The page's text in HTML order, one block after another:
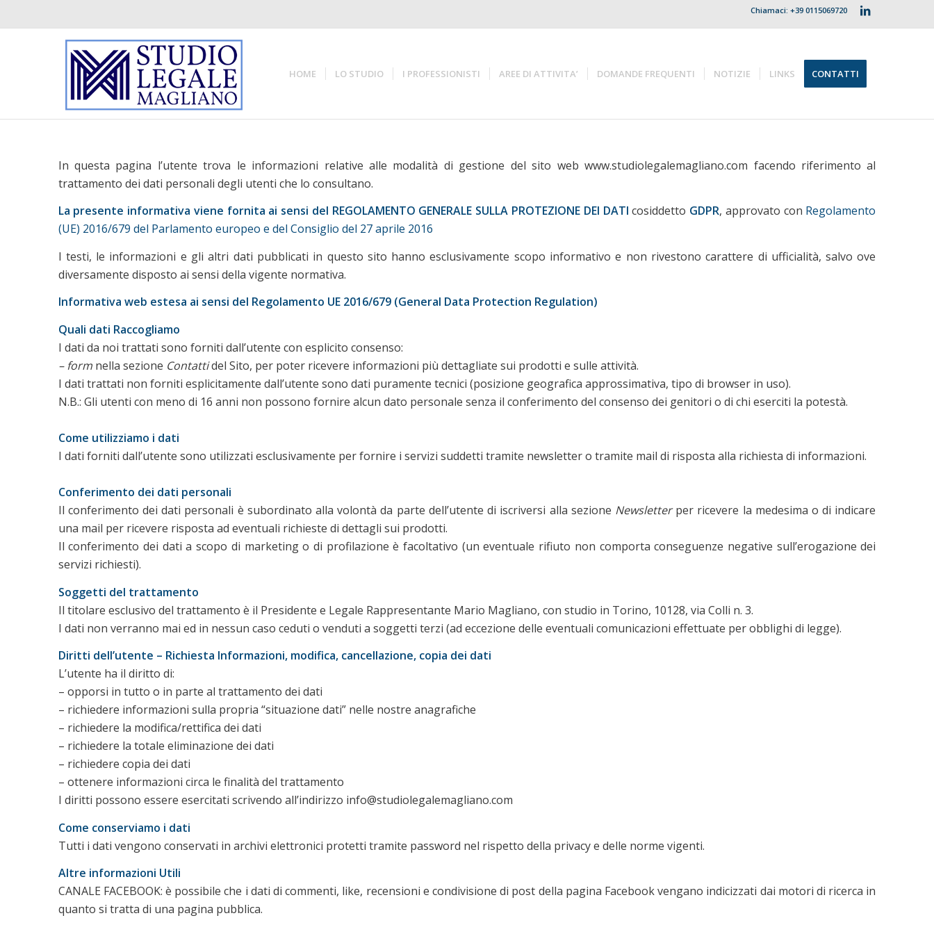
Chiamaci: +39 0115069720
HOME LO STUDIO I PROFESSIONISTI AREE DI ATTIVITA’ DOMANDE FREQUENTI NOTIZIE LINKS CONTATTI
In questa pagina l’utente trova le informazioni relative alle modalità di gestione del sito web www.studiolegalemagliano.com facendo riferimento al
trattamento dei dati personali degli utenti che lo consultano.
La presente informativa viene fornita ai sensi del REGOLAMENTO GENERALE SULLA PROTEZIONE DEI DATIcosiddetto GDPR, approvato con Regolamento
(UE) 2016/679 del Parlamento europeo e del Consiglio del 27 aprile 2016
I testi, le informazioni e gli altri dati pubblicati in questo sito hanno esclusivamente scopo informativo e non rivestono carattere di ufficialità, salvo ove
diversamente disposto ai sensi della vigente normativa.
Informativa web estesa ai sensi del Regolamento UE 2016/679 (General Data Protection Regulation)
Quali dati Raccogliamo
I dati da noi trattati sono forniti dall’utente con esplicito consenso:
– form nella sezione Contattidel Sito, per poter ricevere informazioni più dettagliate sui prodotti e sulle attività.
I dati trattati non forniti esplicitamente dall’utente sono dati puramente tecnici (posizione geografica approssimativa, tipo di browser in uso).
N.B.: Gli utenti con meno di 16 anni non possono fornire alcun dato personale senza il conferimento del consenso dei genitori o di chi eserciti la potestà.
Come utilizziamo i dati
I dati forniti dall’utente sono utilizzati esclusivamente per fornire i servizi suddetti tramite newsletter o tramite mail di risposta alla richiesta di informazioni.
Conferimento dei dati personali
Il conferimento dei dati personali è subordinato alla volontà da parte dell’utente di iscriversi alla sezione Newsletterper ricevere la medesima o di indicare
una mail per ricevere risposta ad eventuali richieste di dettagli sui prodotti.
Il conferimento dei dati a scopo di marketing o di profilazione è facoltativo (un eventuale rifiuto non comporta conseguenze negative sull’erogazione dei
servizi richiesti).
Soggetti del trattamento
Il titolare esclusivo del trattamento è il Presidente e Legale Rappresentante Mario Magliano, con studio in Torino, 10128, via Colli n. 3.
I dati non verranno mai ed in nessun caso ceduti o venduti a soggetti terzi (ad eccezione delle eventuali comunicazioni effettuate per obblighi di legge).
Diritti dell’utente – Richiesta Informazioni, modifica, cancellazione, copia dei dati
L’utente ha il diritto di:
– opporsi in tutto o in parte al trattamento dei dati
– richiedere informazioni sulla propria “situazione dati” nelle nostre anagrafiche
– richiedere la modifica/rettifica dei dati
– richiedere la totale eliminazione dei dati
– richiedere copia dei dati
– ottenere informazioni circa le finalità del trattamento
I diritti possono essere esercitati scrivendo all’indirizzo info@studiolegalemagliano.com
Come conserviamo i dati
Tutti i dati vengono conservati in archivi elettronici protetti tramite password nel rispetto della privacy e delle norme vigenti.
Altre informazioni Utili
CANALE FACEBOOK: è possibile che i dati di commenti, like, recensioni e condivisione di post della pagina Facebook vengano indicizzati dai motori di ricerca in
quanto si tratta di una pagina pubblica.